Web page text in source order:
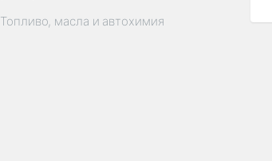
Топливо, масла и автохимия